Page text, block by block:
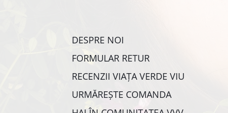
DESPRE NOI
FORMULAR RETUR
RECENZII VIAȚA VERDE VIU
URMĂREȘTE COMANDA